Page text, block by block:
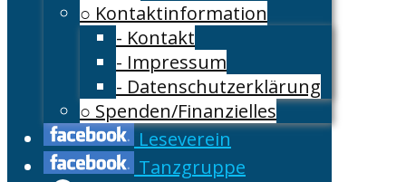
○ Kontaktinformation
- Kontakt
- Impressum
- Datenschutzerklärung
○ Spenden/Finanzielles
Leseverein
Tanzgruppe